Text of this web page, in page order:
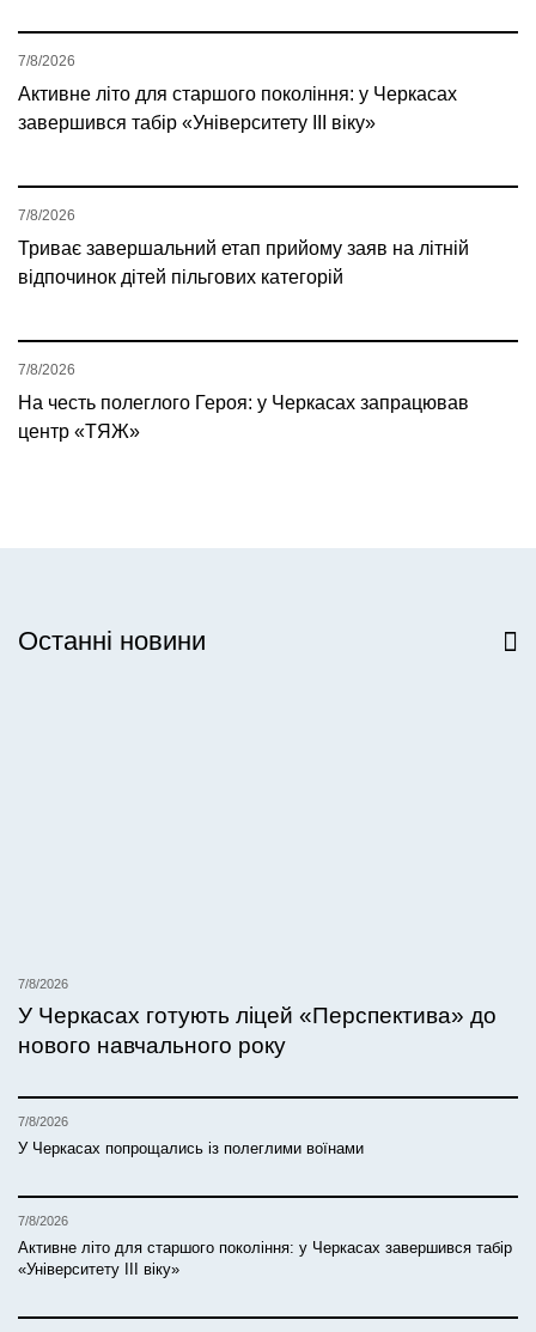
Активне літо для старшого покоління: у Черкасах
завершився табір «Університету ІІІ віку»
7/8/2026
Триває завершальний етап прийому заяв на літній
відпочинок дітей пільгових категорій
7/8/2026
На честь полеглого Героя: у Черкасах запрацював
центр «ТЯЖ»
7/8/2026
Останні новини
7/8/2026
У Черкасах готують ліцей «Перспектива» до
нового навчального року
7/8/2026
У Черкасах попрощались із полеглими воїнами
7/8/2026
Активне літо для старшого покоління: у Черкасах завершився табір
«Університету ІІІ віку»